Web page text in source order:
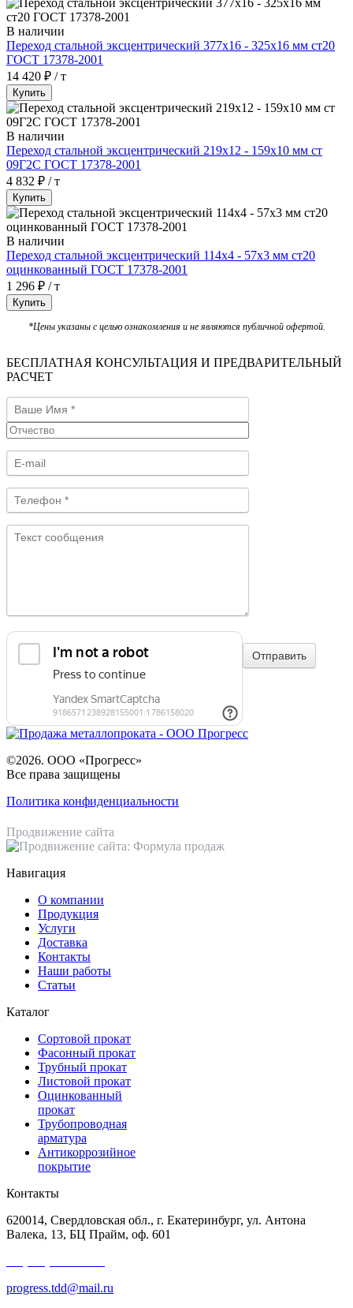
В наличии
Переход стальной эксцентрический 377х16 - 325х16 мм ст20
ГОСТ 17378-2001
14 420 ₽ / т
Купить
В наличии
Переход стальной эксцентрический 219х12 - 159х10 мм ст
09Г2С ГОСТ 17378-2001
4 832 ₽ / т
Купить
В наличии
Переход стальной эксцентрический 114х4 - 57х3 мм ст20
оцинкованный ГОСТ 17378-2001
1 296 ₽ / т
Купить
*Цены указаны с целью ознакомления и не являются публичной офертой.
БЕСПЛАТНАЯ КОНСУЛЬТАЦИЯ И ПРЕДВАРИТЕЛЬНЫЙ
РАСЧЕТ
©2026. ООО «Прогресс»
Все права защищены
Политика конфиденциальности
Продвижение сайта
Навигация
О компании
Продукция
Услуги
Доставка
Контакты
Наши работы
Статьи
Каталог
Сортовой прокат
Фасонный прокат
Трубный прокат
Листовой прокат
Оцинкованный
прокат
Трубопроводная
арматура
Антикоррозийное
покрытие
Контакты
620014, Свердловская обл., г. Екатеринбург, ул. Антона
Валека, 13, БЦ Прайм, оф. 601
progress.tdd@mail.ru